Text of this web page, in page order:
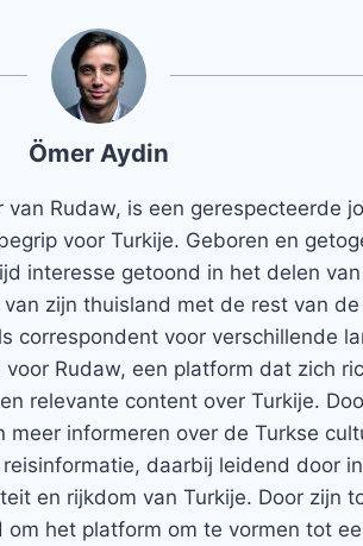
Ömer Aydin
van Rudaw, is een gerespecteerde
voor Turkije. Geboren en
interesse getoond in het delen
zijn thuisland met de rest van
correspondent voor verschillende
Rudaw, een platform dat zich
relevante content over Turkije.
meer informeren over de Turkse
daarbij leidend door
en rijkdom van Turkije. Door zijn
om het platform om te vormen tot